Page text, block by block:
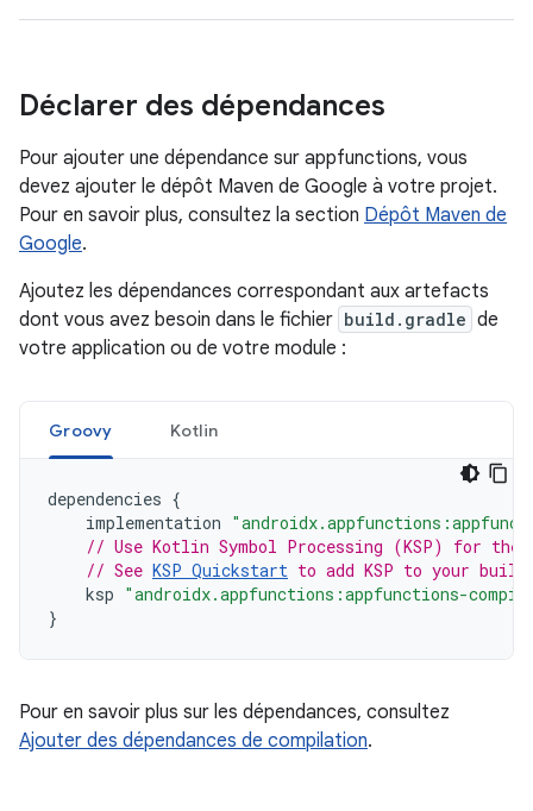
Déclarer des dépendances
Pour ajouter une dépendance sur appfunctions, vous
devez ajouter le dépôt Maven de Google à votre projet.
Pour en savoir plus, consultez la section Dépôt Maven de
Google.
Ajoutez les dépendances correspondant aux artefacts
dont vous avez besoin dans le fichier build.gradle de
votre application ou de votre module :
Groovy Kotlin
dependencies {
implementation
// Use Kotlin Symbol Processing (KSP) for
// See KSP Quickstart to add KSP to your build
ksp "androidx.appfunctions:appfunctions-
}
Pour en savoir plus sur les dépendances, consultez
Ajouter des dépendances de compilation.